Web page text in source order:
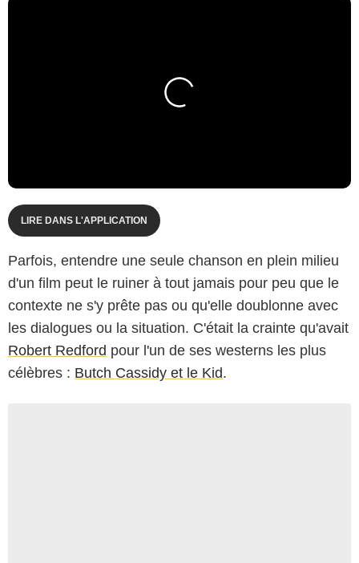
LIRE DANS L'APPLICATION
Parfois, entendre une seule chanson en plein milieu
d'un film peut le ruiner à tout jamais pour peu que le
contexte ne s'y prête pas ou qu'elle doublonne avec
les dialogues ou la situation. C'était la crainte qu'avait
Robert Redford pour l'un de ses westerns les plus
célèbres : Butch Cassidy et le Kid.